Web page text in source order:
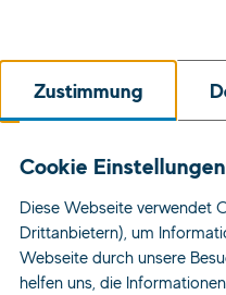
Zustimmung
Cookie Einstellungen
Diese Webseite verwendet
Drittanbietern), um
Webseite durch unsere
helfen uns, die